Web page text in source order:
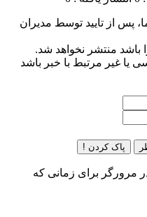
از تایید توسط مدیران
باشد منتشر نخواهد شد.
یا غیر مرتبط با خبر باشد
پاک کردن !
مرورگر برای زمانی که